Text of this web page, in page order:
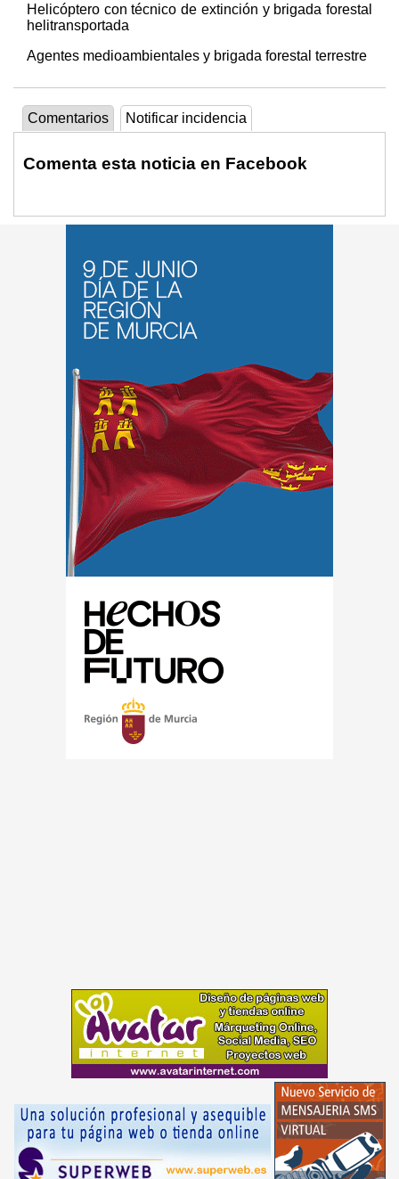
Helicóptero con técnico de extinción y brigada forestal
helitransportada
Agentes medioambientales y brigada forestal terrestre
Comentarios Notificar incidencia
Comenta esta noticia en Facebook